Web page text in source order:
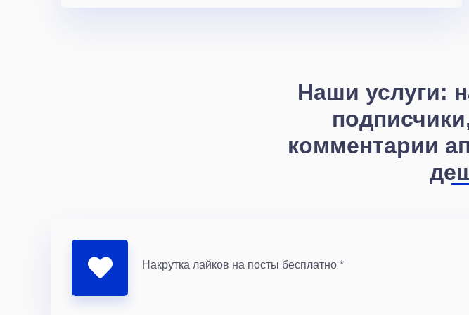
Наши услуги:
комментарии
Накрутка лайков на посты бесплатно *